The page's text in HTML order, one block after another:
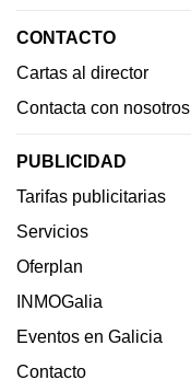
CONTACTO
Cartas al director
Contacta con nosotros
PUBLICIDAD
Tarifas publicitarias
Servicios
Oferplan
INMOGalia
Eventos en Galicia
Contacto